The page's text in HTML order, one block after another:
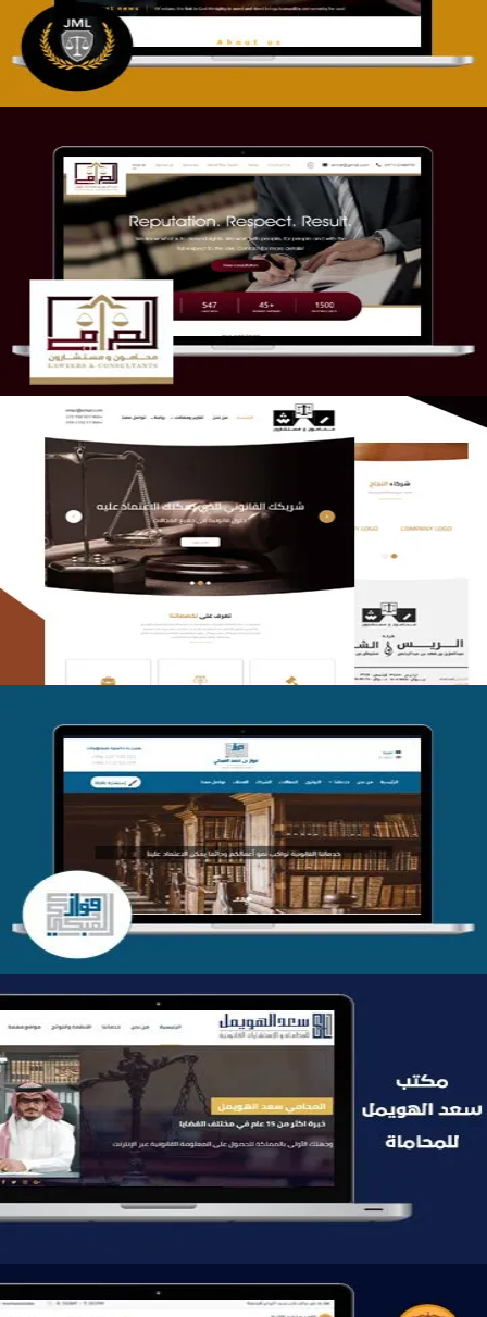
موقع الصرامي للمحاماة
التفاصيل
الريس والشعلان للمحاماة
التفاصيل
موقع فواز المبكي للمحاماة
التفاصيل
موقع سعد الهويمل للمحاماة
التفاصيل